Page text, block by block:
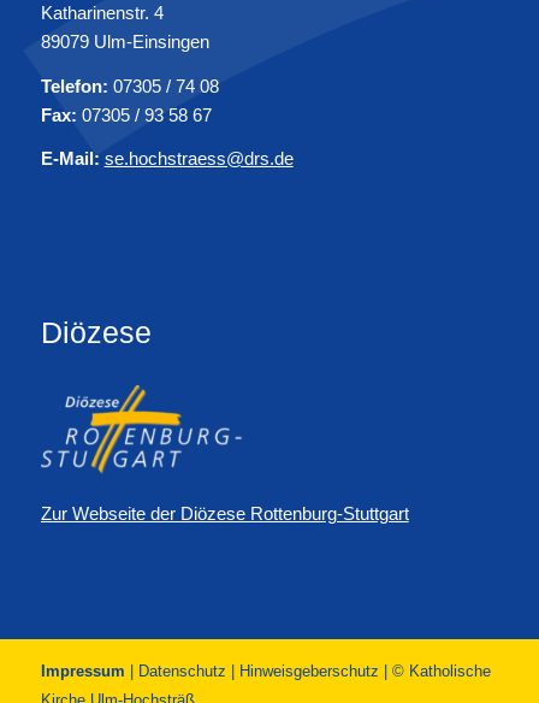
Katharinenstr. 4
89079 Ulm-Einsingen
Telefon: 07305 / 74 08
Fax: 07305 / 93 58 67
E-Mail: se.hochstraess@drs.de
Diözese
Zur Webseite der Diözese Rottenburg-Stuttgart
Impressum Datenschutz Hinweisgeberschutz | © Katholische